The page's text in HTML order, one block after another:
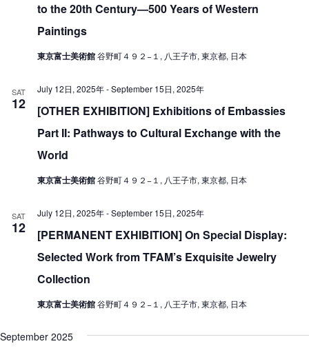
to the 20th Century—500 Years of Western
Paintings
東京富士美術館谷野町４９２−１, 八王子市, 東京都, 日本
SAT
12
[OTHER EXHIBITION] Exhibitions of Embassies
Part II: Pathways to Cultural Exchange with the
World
July 12日, 2025年-September 15日, 2025年
東京富士美術館谷野町４９２−１, 八王子市, 東京都, 日本
SAT
12
[PERMANENT EXHIBITION] On Special Display:
Selected Work from TFAM’s Exquisite Jewelry
Collection
July 12日, 2025年-September 15日, 2025年
東京富士美術館谷野町４９２−１, 八王子市, 東京都, 日本
September 2025